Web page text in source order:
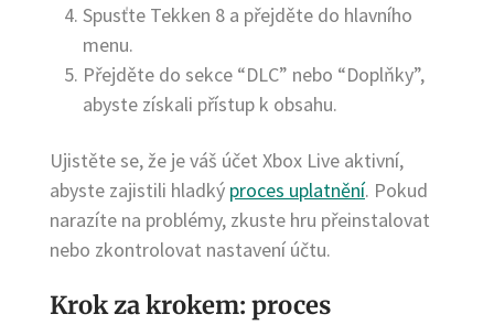
Spusťte Tekken 8 a přejděte do hlavního
menu.
Přejděte do sekce “DLC” nebo “Doplňky”,
abyste získali přístup k obsahu.
Ujistěte se, že je váš účet Xbox Live aktivní,
abyste zajistili hladký proces uplatnění. Pokud
narazíte na problémy, zkuste hru přeinstalovat
nebo zkontrolovat nastavení účtu.
Krok za krokem: proces